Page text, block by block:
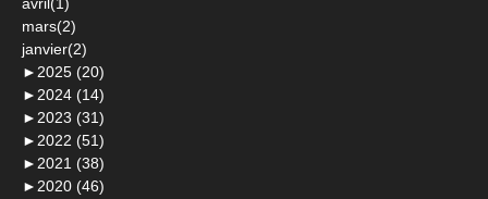
mars(2)
janvier(2)
► 2025 (20)
► 2024 (14)
► 2023 (31)
► 2022 (51)
► 2021 (38)
► 2020 (46)